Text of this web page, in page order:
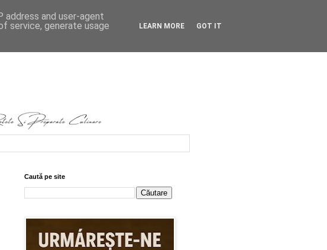
Caută pe site
address and user-agent
service, generate usage
LEARN MORE GOT IT